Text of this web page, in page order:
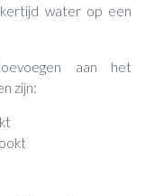
water op een
aan het
zijn: